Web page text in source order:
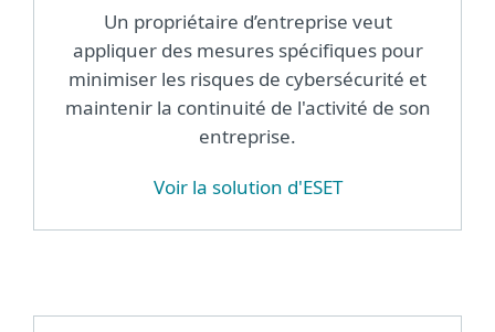
Un propriétaire d’entreprise veut
appliquer des mesures spécifiques pour
minimiser les risques de cybersécurité et
maintenir la continuité de l'activité de son
entreprise.
Voir la solution d'ESET